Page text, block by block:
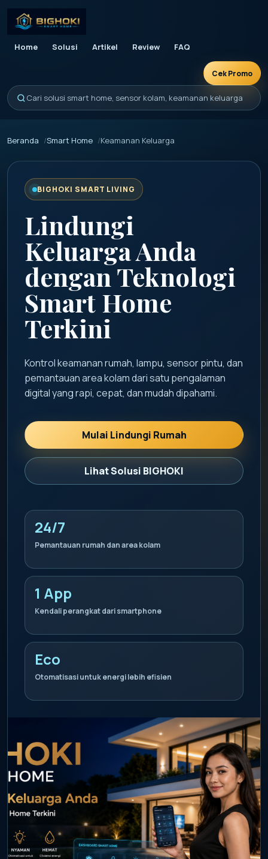
Cari solusi smart home, sensor kolam, keamanan keluarga
Home Solusi Artikel Review FAQ
Cek Promo
Beranda Smart Home Keamanan Keluarga
BIGHOKI SMART LIVING
Lindungi
Keluarga Anda
dengan Teknologi
Smart Home
Terkini
Kontrol keamanan rumah, lampu, sensor pintu, dan
pemantauan area kolam dari satu pengalaman
digital yang rapi, cepat, dan mudah dipahami.
Mulai Lindungi Rumah
Lihat Solusi BIGHOKI
24/7
Pemantauan rumah dan area kolam
1 App
Kendali perangkat dari smartphone
Eco
Otomatisasi untuk energi lebih efisien